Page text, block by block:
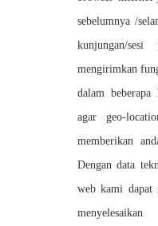
sebelumnya /
kunjungan/
mengirimkan
dalam
agar geo-
memberikan
Dengan data
web kami dapat